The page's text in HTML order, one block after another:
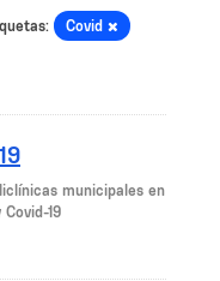
Covid
municipales en
19